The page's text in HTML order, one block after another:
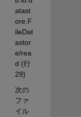
atast
ore.F
ileDat
astor
e/rea
d (行
29)
次の
ファ
イル